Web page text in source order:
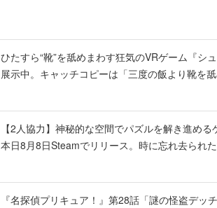
ひたすら“靴”を舐めまわす狂気のVRゲーム『シ
展示中。キャッチコピーは「三度の飯より靴を
【2人協力】神秘的な空間でパズルを解き進め
本日8月8日Steamでリリース。時に忘れ去られ
『名探偵プリキュア！』第28話「謎の怪盗デッ